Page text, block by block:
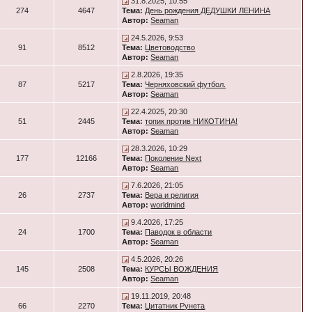
274 4647
Тема: День рождения ДЕДУШКИ ЛЕНИНА
Автор: Seaman
91 8512
24.5.2026, 9:53
Тема: Цветоводство
Автор: Seaman
87 5217
2.8.2026, 19:35
Тема: Черняховский футбол.
Автор: Seaman
51 2445
22.4.2025, 20:30
Тема: топик против НИКОТИНА!
Автор: Seaman
177 12166
28.3.2026, 10:29
Тема: Поколение Next
Автор: Seaman
26 2737
7.6.2026, 21:05
Тема: Вера и религия
Автор: worldmind
24 1700
9.4.2026, 17:25
Тема: Паводок в области
Автор: Seaman
145 2508
4.5.2026, 20:26
Тема: КУРСЫ ВОЖДЕНИЯ
Автор: Seaman
66 2270
19.11.2019, 20:48
Тема: Цитатник Рунета